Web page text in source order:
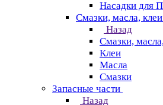
Насадки
Смазки, масла, клеи
Назад
Смазки,
Клеи
Масла
Смазки
Запасные части
Назад